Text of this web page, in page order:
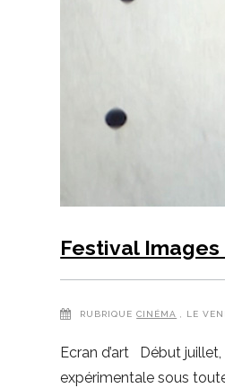
Festival
RUBRIQUE CINÉMA , LE
Ecran d’art Début
expérimentale sous